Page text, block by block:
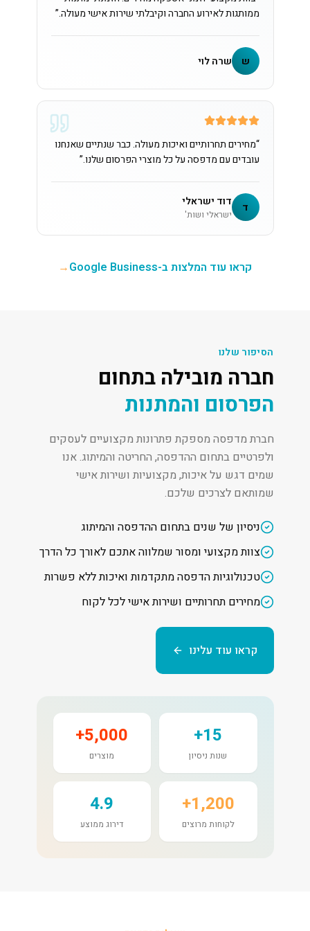
ממותגות לאירוע החברה וקיבלתי שירות אישי מעולה.”
ש שרה לוי
“מחירים תחרותיים ואיכות מעולה. כבר שנתיים שאנחנו
עובדים עם מדפסה על כל מוצרי הפרסום שלנו.”
ד דוד ישראלי
ישראלי ושות'
קראו עוד המלצות ב-Google Business →
הסיפור שלנו
חברה מובילה בתחום
הפרסום והמתנות
חברת מדפסה מספקת פתרונות מקצועיים לעסקים
ולפרטיים בתחום ההדפסה, החריטה והמיתוג. אנו
שמים דגש על איכות, מקצועיות ושירות אישי
שמותאם לצרכים שלכם.
ניסיון של שנים בתחום ההדפסה והמיתוג
צוות מקצועי ומסור שמלווה אתכם לאורך כל הדרך
טכנולוגיות הדפסה מתקדמות ואיכות ללא פשרות
מחירים תחרותיים ושירות אישי לכל לקוח
קראו עוד עלינו
15+
שנות ניסיון
5,000+
מוצרים
1,200+
לקוחות מרוצים
4.9
דירוג ממוצע